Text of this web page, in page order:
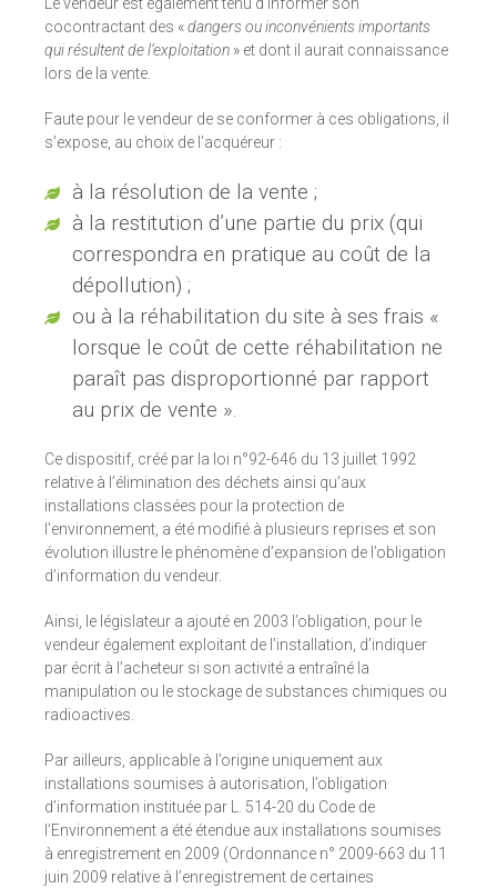
cocontractant des «dangers ou inconvénients importants
qui résultent de l’exploitation » et dont il aurait connaissance
lors de la vente.
Faute pour le vendeur de se conformer à ces obligations, il
s’expose, au choix de l’acquéreur :
à la résolution de la vente ;
à la restitution d’une partie du prix (qui
correspondra en pratique au coût de la
dépollution) ;
ou à la réhabilitation du site à ses frais «
lorsque le coût de cette réhabilitation ne
paraît pas disproportionné par rapport
au prix de vente ».
Ce dispositif, créé par la loi n°92-646 du 13 juillet 1992
relative à l’élimination des déchets ainsi qu’aux
installations classées pour la protection de
l’environnement, a été modifié à plusieurs reprises et son
évolution illustre le phénomène d’expansion de l’obligation
d’information du vendeur.
Ainsi, le législateur a ajouté en 2003 l’obligation, pour le
vendeur également exploitant de l’installation, d’indiquer
par écrit à l’acheteur si son activité a entraîné la
manipulation ou le stockage de substances chimiques ou
radioactives.
Par ailleurs, applicable à l’origine uniquement aux
installations soumises à autorisation, l’obligation
d’information instituée par L. 514-20 du Code de
l’Environnement a été étendue aux installations soumises
à enregistrement en 2009 (Ordonnance n° 2009-663 du 11
juin 2009 relative à l’enregistrement de certaines